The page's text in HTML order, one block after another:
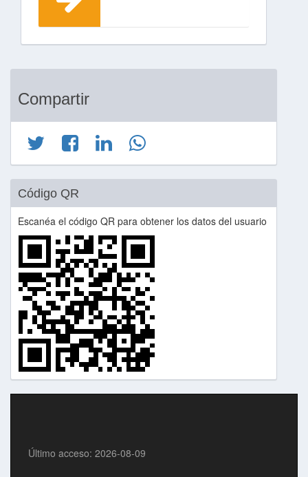
Compartir
Código QR
Escanéa el código QR para obtener los datos del usuario
Último acceso: 2026-08-09